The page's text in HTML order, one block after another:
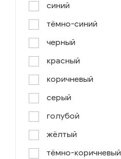
синий
тёмно-синий
черный
красный
коричневый
серый
голубой
жёлтый
тёмно-коричневый